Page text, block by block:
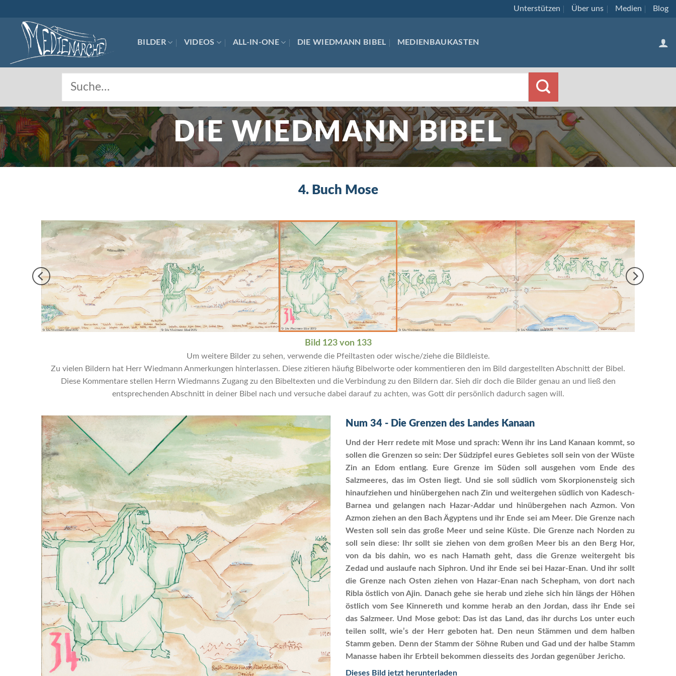
content
Unterstützen Über uns Medien Blog
BILDER VIDEOS ALL-IN-ONE DIE WIEDMANN BIBEL MEDIENBAUKASTEN
DIE WIEDMANN BIBEL
4. Buch Mose
Bild 123 von 133
Um weitere Bilder zu sehen, verwende die Pfeiltasten oder wische/ziehe die Bildleiste.
Zu vielen Bildern hat Herr Wiedmann Anmerkungen hinterlassen. Diese zitieren häufig Bibelworte oder kommentieren den im Bild dargestellten Abschnitt der Bibel.
Diese Kommentare stellen Herrn Wiedmanns Zugang zu den Bibeltexten und die Verbindung zu den Bildern dar. Sieh dir doch die Bilder genau an und ließ den
entsprechenden Abschnitt in deiner Bibel nach und versuche dabei darauf zu achten, was Gott dir persönlich dadurch sagen will.
Num 34 - Die Grenzen des Landes Kanaan
Und der Herr redete mit Mose und sprach: Wenn ihr ins Land Kanaan kommt, so
sollen die Grenzen so sein: Der Südzipfel eures Gebietes soll sein von der Wüste
Zin an Edom entlang. Eure Grenze im Süden soll ausgehen vom Ende des
Salzmeeres, das im Osten liegt. Und sie soll südlich vom Skorpionensteig sich
hinaufziehen und hinübergehen nach Zin und weitergehen südlich von Kadesch-
Barnea und gelangen nach Hazar-Addar und hinübergehen nach Azmon. Von
Azmon ziehen an den Bach Ägyptens und ihr Ende sei am Meer. Die Grenze nach
Westen soll sein das große Meer und seine Küste. Die Grenze nach Norden zu
soll sein diese: Ihr sollt sie ziehen von dem großen Meer bis an den Berg Hor,
von da bis dahin, wo es nach Hamath geht, dass die Grenze weitergeht bis
Zedad und auslaufe nach Siphron. Und ihr Ende sei bei Hazar-Enan. Und ihr sollt
die Grenze nach Osten ziehen von Hazar-Enan nach Schepham, von dort nach
Ribla östlich von Ajin. Danach gehe sie herab und ziehe sich hin längs der Höhen
östlich vom See Kinnereth und komme herab an den Jordan, dass ihr Ende sei
das Salzmeer. Und Mose gebot: Das ist das Land, das ihr durchs Los unter euch
teilen sollt, wie’s der Herr geboten hat. Den neun Stämmen und dem halben
Stamm geben. Denn der Stamm der Söhne Ruben und Gad und der halbe Stamm
Manasse haben ihr Erbteil bekommen diesseits des Jordan gegenüber Jericho.
Dieses Bild jetzt herunterladen